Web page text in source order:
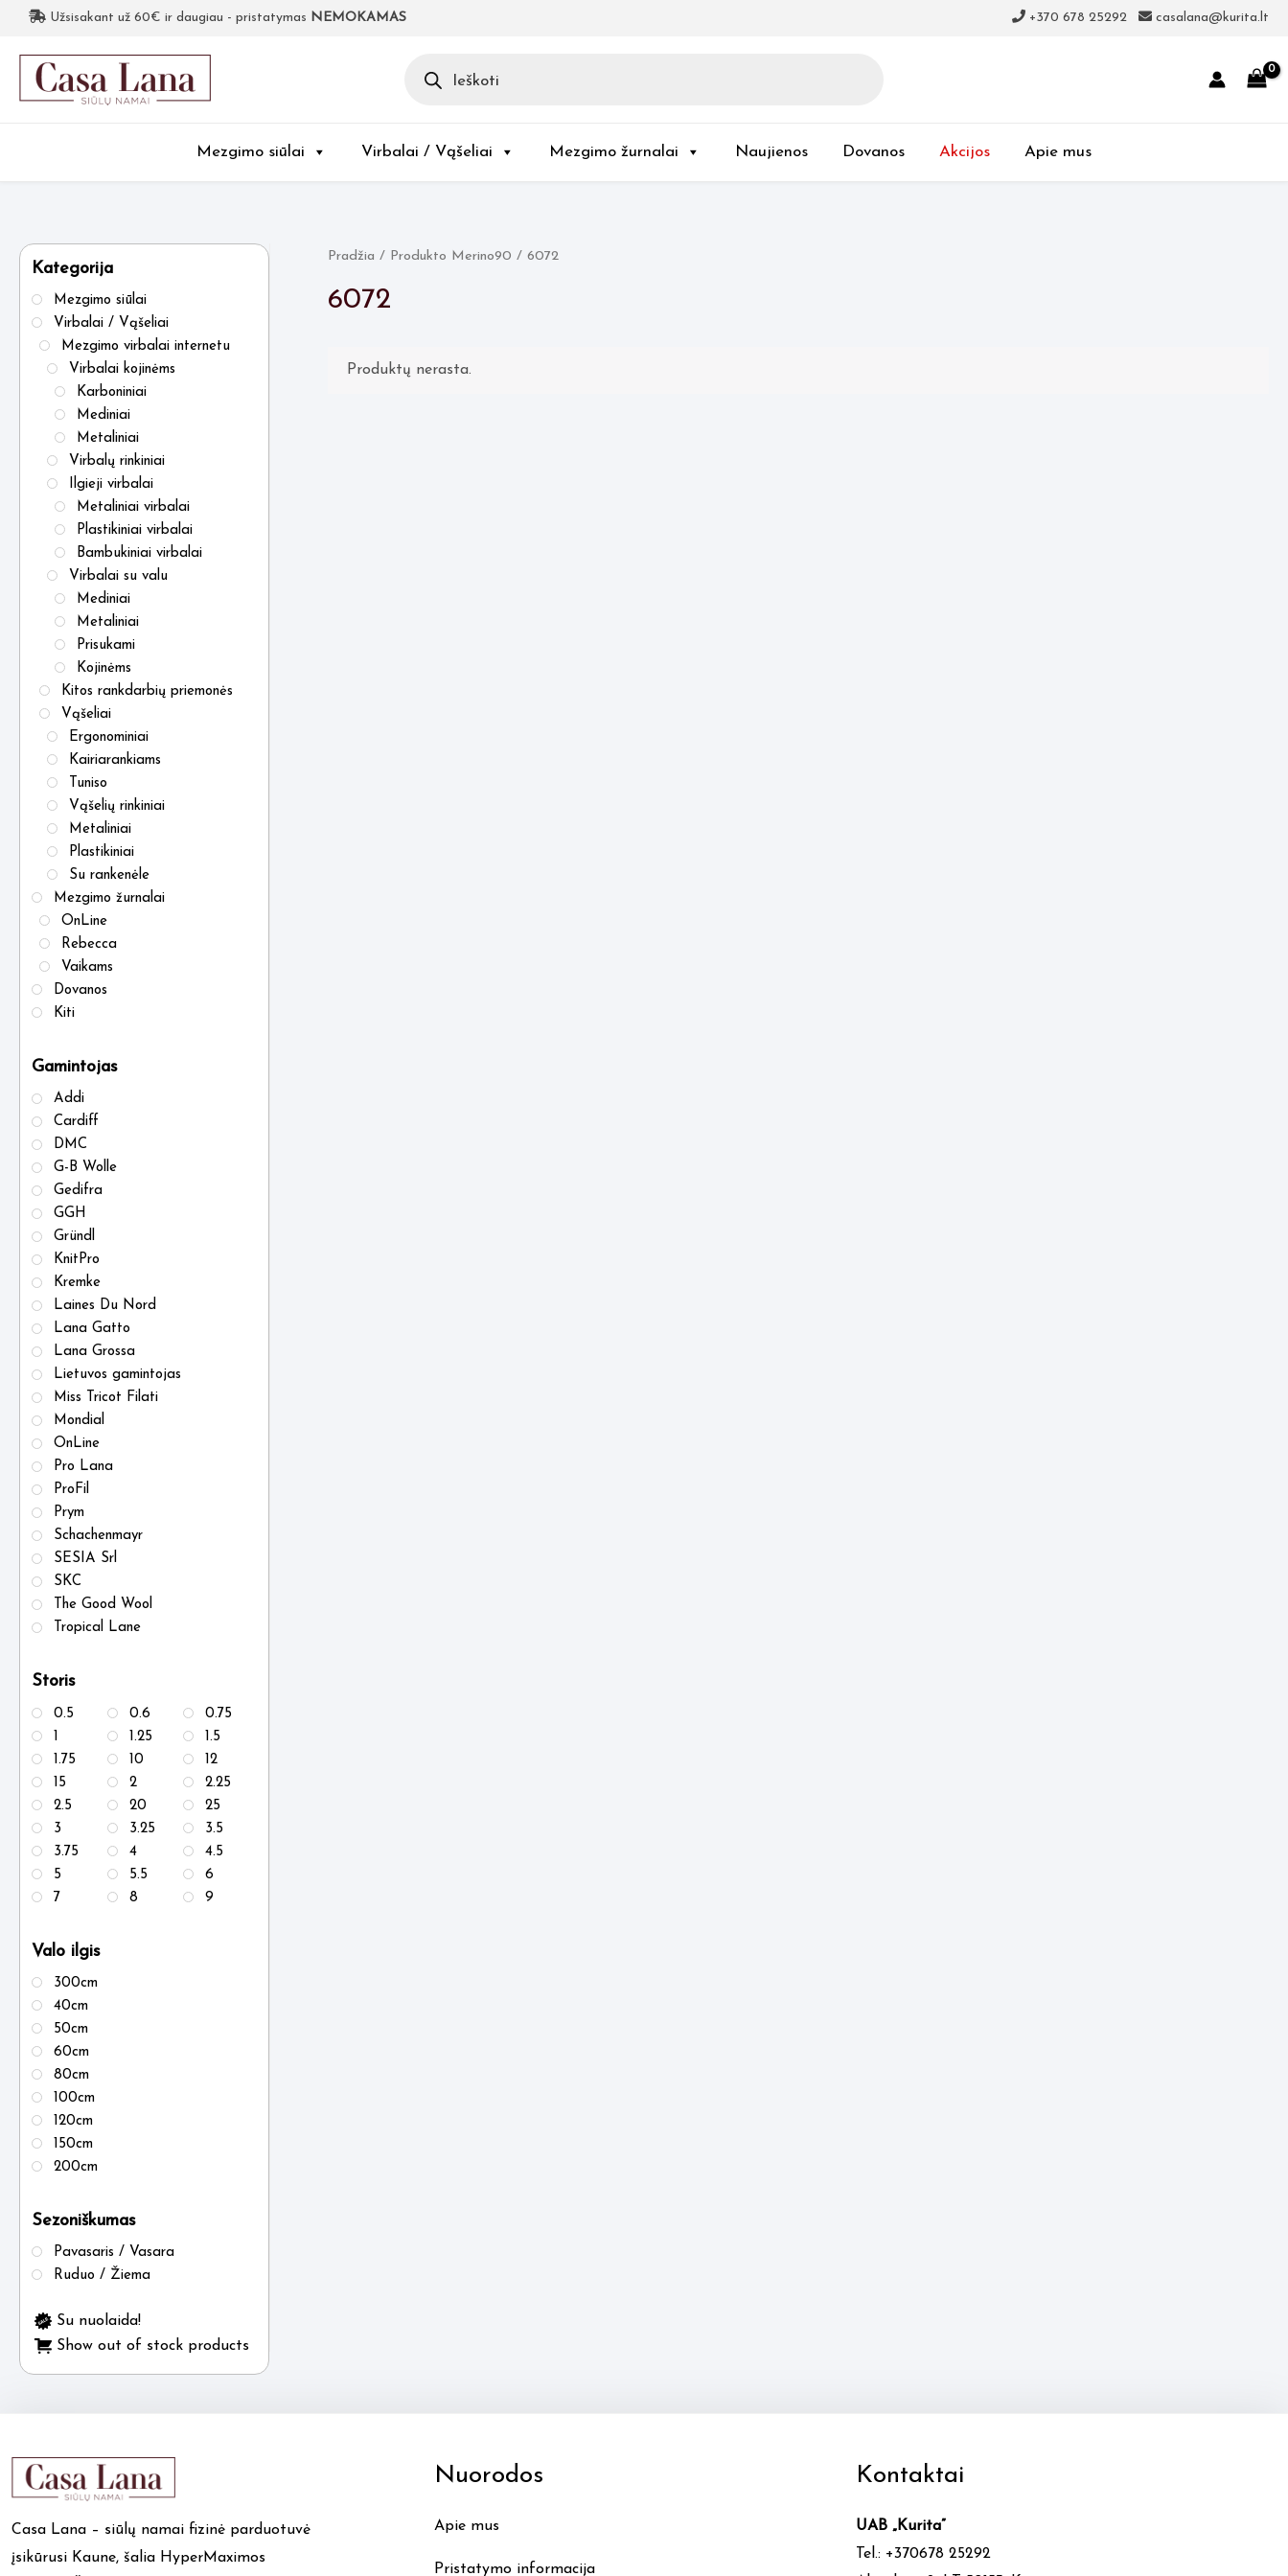
Užsisakant už 60€ ir daugiau - pristatymas NEMOKAMAS +370 678 25292 casalana@kurita.lt
search
Mezgimo siūlai Virbalai / Vąšeliai Mezgimo žurnalai Naujienos Dovanos Akcijos Apie mus
Kategorija
Mezgimo siūlai
Virbalai / Vąšeliai
Mezgimo virbalai internetu
Virbalai kojinėms
Karboniniai
Mediniai
Metaliniai
Virbalų rinkiniai
Ilgieji virbalai
Metaliniai virbalai
Plastikiniai virbalai
Bambukiniai virbalai
Virbalai su valu
Mediniai
Metaliniai
Prisukami
Kojinėms
Kitos rankdarbių priemonės
Vąšeliai
Ergonominiai
Kairiarankiams
Tuniso
Vąšelių rinkiniai
Metaliniai
Plastikiniai
Su rankenėle
Mezgimo žurnalai
OnLine
Rebecca
Vaikams
Dovanos
Kiti
Gamintojas
Addi
Cardiff
DMC
G-B Wolle
Gedifra
GGH
Gründl
KnitPro
Kremke
Laines Du Nord
Lana Gatto
Lana Grossa
Lietuvos gamintojas
Miss Tricot Filati
Mondial
OnLine
Pro Lana
ProFil
Prym
Schachenmayr
SESIA Srl
SKC
The Good Wool
Tropical Lane
Storis
0.5 0.6
0.75
1
1.25
1.5
1.75
10
12
15
2
2.25
2.5
20
25
3
3.25
3.5
3.75
4
4.5
5
5.5
6
7
8 9
Valo ilgis
300cm
40cm
50cm
60cm
80cm
100cm
120cm
150cm
200cm
Sezoniškumas
Pavasaris / Vasara
Ruduo / Žiema
Su nuolaida!
Show out of stock products
Pradžia / Produkto Merino90 / 6072
6072
Produktų nerasta.
Casa Lana – siūlų namai fizinė parduotuvė
įsikūrusi Kaune, šalia HyperMaximos
Nuorodos
Apie mus
Pristatymo informacija
Kontaktai
UAB „Kurita”
Tel.: +370678 25292